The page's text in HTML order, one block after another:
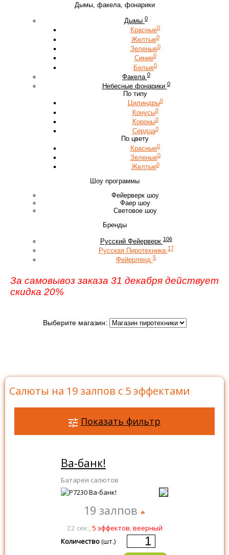
Дымы, факела, фонарики
Дымы 0
Красные0
Желтые0
Зеленые0
Синие0
Белые0
Факела 0
Небесные фонарики 0
По типу
Цилиндры0
Конусы0
Короны0
Сердца0
По цвету
Красные0
Зеленые0
Желтые0
Шоу программы
Фейерверк шоу
Фаер шоу
Световое шоу
Бренды
Русский Фейерверк 106
Русская Пиротехника 17
Фейерленд 5
За самовывоз заказа 31 декабря действует
скидка 20%
Выберите магазин:
Салюты на 19 залпов с 5 эффектами
Показать фильтр
Ва-банк!
Батареи салютов
19 залпов
22 сек., 5 эффектов,веерный
Количество(шт.)